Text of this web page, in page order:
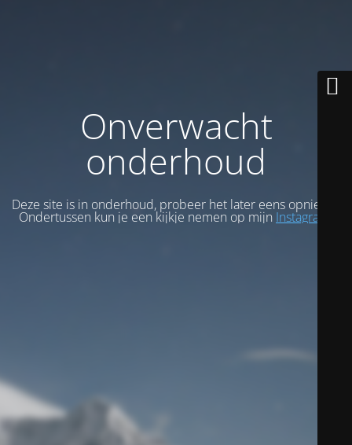
Onverwacht
onderhoud
Deze site is in onderhoud, probeer het later eens opnieuw.
Ondertussen kun je een kijkje nemen op mijn Instagram